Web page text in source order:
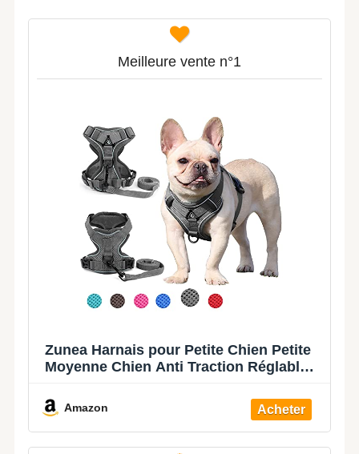
Meilleure vente n°1
Zunea Harnais pour Petite Chien Petite
Moyenne Chien Anti Traction Réglable
Léger Harnais avec Attache Devant
pour la Marche et l'entraînement Gris L
Amazon